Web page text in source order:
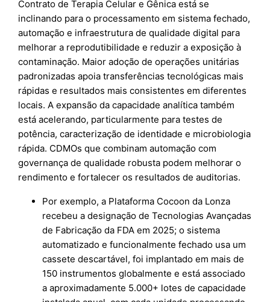
Contrato de Terapia Celular e Gênica está se
inclinando para o processamento em sistema fechado,
automação e infraestrutura de qualidade digital para
melhorar a reprodutibilidade e reduzir a exposição à
contaminação. Maior adoção de operações unitárias
padronizadas apoia transferências tecnológicas mais
rápidas e resultados mais consistentes em diferentes
locais. A expansão da capacidade analítica também
está acelerando, particularmente para testes de
potência, caracterização de identidade e microbiologia
rápida. CDMOs que combinam automação com
governança de qualidade robusta podem melhorar o
rendimento e fortalecer os resultados de auditorias.
Por exemplo, a Plataforma Cocoon da Lonza
recebeu a designação de Tecnologias Avançadas
de Fabricação da FDA em 2025; o sistema
automatizado e funcionalmente fechado usa um
cassete descartável, foi implantado em mais de
150 instrumentos globalmente e está associado
a aproximadamente 5.000+ lotes de capacidade